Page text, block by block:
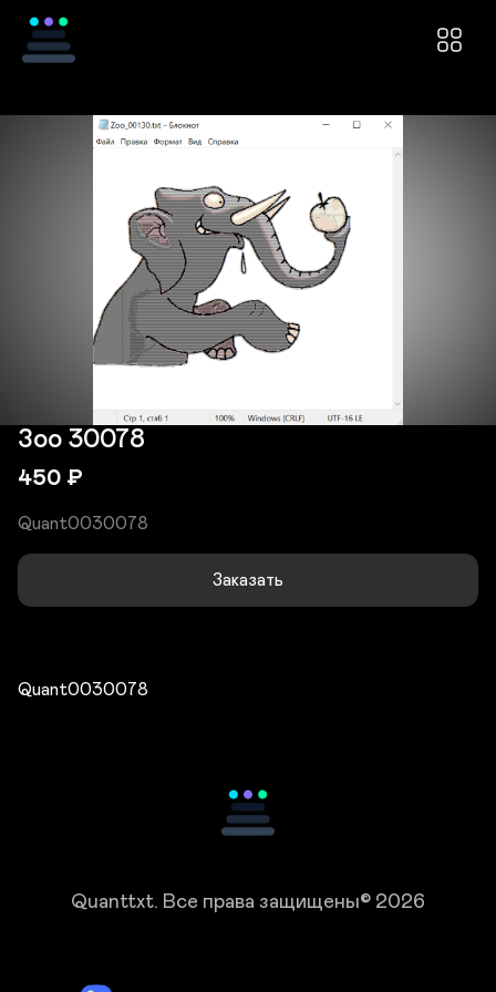
Зоо 30078
450 ₽
Quant0030078
Заказать
Quant0030078
Quanttxt. Все права защищены© 2026